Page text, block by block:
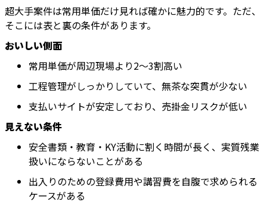
超大手案件は常用単価だけ見れば確かに魅力的です。ただ、
そこには表と裏の条件があります。
おいしい側面
常用単価が周辺現場より2〜3割高い
工程管理がしっかりしていて、無茶な突貫が少ない
支払いサイトが安定しており、売掛金リスクが低い
見えない条件
安全書類・教育・KY活動に割く時間が長く、実質残業
扱いにならないことがある
出入りのための登録費用や講習費を自腹で求められる
ケースがある